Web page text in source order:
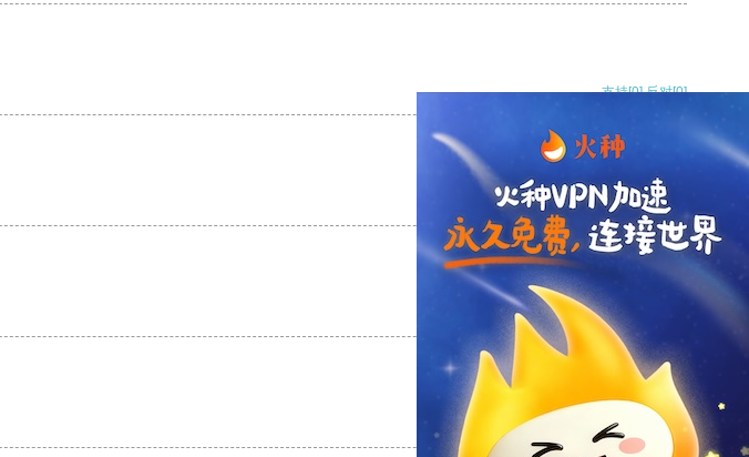
支持[0] 反对[0]
支持[0] 反对
支持
支持 反对 [0]